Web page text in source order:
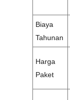
Biaya
Tahunan
Harga
Paket